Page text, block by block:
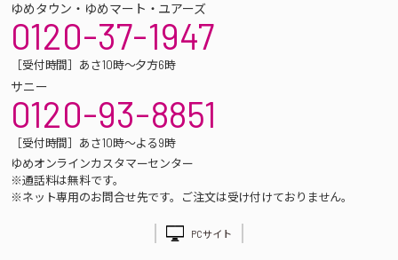
ゆめタウン・ゆめマート・ユアーズ
0120-37-1947
［受付時間］あさ10時～夕方6時
サニー
0120-93-8851
［受付時間］あさ10時～よる9時
ゆめオンラインカスタマーセンター
※通話料は無料です。
※ネット専用のお問合せ先です。ご注文は受け付けておりません。
PCサイト